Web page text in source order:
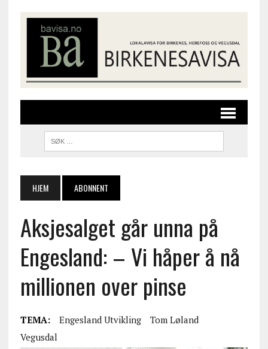
HJEM ABONNENT
Aksjesalget går unna på
Engesland: – Vi håper å nå
millionen over pinse
TEMA: Engesland Utvikling
Tom Løland
Vegusdal